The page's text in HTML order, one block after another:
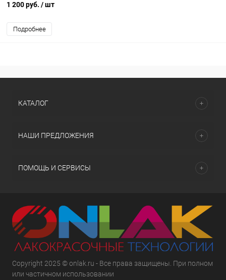
1 200 руб. / шт
Подробнее
КАТАЛОГ
НАШИ ПРЕДЛОЖЕНИЯ
ПОМОЩЬ И СЕРВИСЫ
Copyright 2025 © onlak.ru - Все права защищены. При полном
или частичном использовании